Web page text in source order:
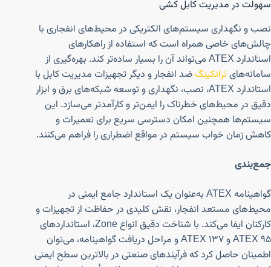
سهولت در مدیریت کابل کشی
نصب و نگهداری سیستم‌های الکتریکی در محیط‌های انفجاری با
چالش‌های خاصی همراه است که استفاده از راهکارهای
استاندارد ATEX می‌تواند آن را بسیار ساده‌تر کند. بهره‌گیری از
سامانه‌هایترانکینگضد انفجار و دیگر تجهیزات مدیریت کابل با
استاندارد ATEX، نصب، نگهداری و توسعه شبکه‌های برق و ابزار
دقیق در محیط‌های خطرناک را ایمن‌تر و کارآمدتر می‌سازد. این
سیستم‌ها همچنین امکان دسترسی سریع برای تعمیرات و
کاهش زمان خواب سیستم در مواقع اضطراری را فراهم می‌کنند.
جمع‌بندی
گواهینامه ATEX به‌عنوان یک استاندارد جامع ایمنی در
محیط‌های مستعد انفجار، نقش کلیدی در حفاظت از تجهیزات و
کارکنان ایفا می‌کند. با شناخت دقیق انواع Zone، استانداردهای
ATEX 95 و ATEX 137 و مراحل دریافت گواهینامه، می‌توان
اطمینان حاصل کرد که فرآیندهای صنعتی در بالاترین سطح ایمنی